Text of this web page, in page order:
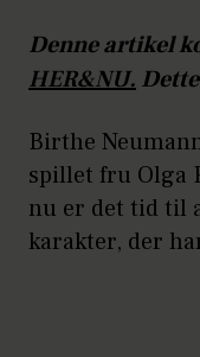
Denne artikel
HER&NU.
Birthe
spillet fru Olga
nu er det tid til
karakter, der